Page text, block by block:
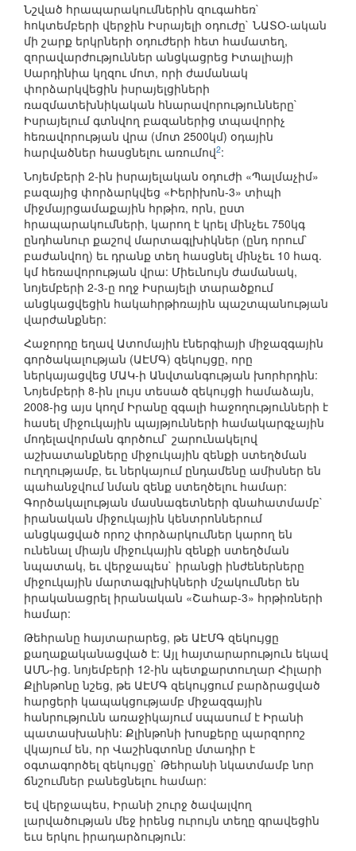
Նշված հրապարակումներին զուգահեռ`
հոկտեմբերի վերջին Իսրայելի օդուժը` ՆԱՏՕ-ական
մի շարք երկրների օդուժերի հետ համատեղ,
զորավարժություններ անցկացրեց Իտալիայի
Սարդինիա կղզու մոտ, որի ժամանակ
փորձարկվեցին իսրայելցիների
ռազմատեխնիկական հնարավորությունները`
Իսրայելում գտնվող բազաներից տպավորիչ
հեռավորության վրա (մոտ 2500կմ) օդային
հարվածներ հասցնելու առումով2:
Նոյեմբերի 2-ին իսրայելական օդուժի «Պալմաչիմ»
բազայից փորձարկվեց «Իերիխոն-3» տիպի
միջմայրցամաքային հրթիռ, որն, ըստ
հրապարակումների, կարող է կրել մինչեւ 750կգ
ընդհանուր քաշով մարտագլխիկներ (ընդ որում`
բաժանվող) եւ դրանք տեղ հասցնել մինչեւ 10 հազ.
կմ հեռավորության վրա: Միեւնույն ժամանակ,
նոյեմբերի 2-3-ը ողջ Իսրայելի տարածքում
անցկացվեցին հակահրթիռային պաշտպանության
վարժանքներ:
Հաջորդը եղավ Ատոմային էներգիայի միջազգային
գործակալության (ԱԷՄԳ) զեկույցը, որը
ներկայացվեց ՄԱԿ-ի Անվտանգության խորհրդին:
Նոյեմբերի 8-ին լույս տեսած զեկույցի համաձայն,
2008-ից այս կողմ Իրանը զգալի հաջողությունների է
հասել միջուկային պայթյունների համակարգչային
մոդելավորման գործում` շարունակելով
աշխատանքները միջուկային զենքի ստեղծման
ուղղությամբ, եւ ներկայում ընդամենը ամիսներ են
պահանջվում նման զենք ստեղծելու համար:
Գործակալության մասնագետների գնահատմամբ`
իրանական միջուկային կենտրոններում
անցկացված որոշ փորձարկումներ կարող են
ունենալ միայն միջուկային զենքի ստեղծման
նպատակ, եւ վերջապես` իրանցի ինժեներները
միջուկային մարտագլխիկների մշակումներ են
իրականացրել իրանական «Շահաբ-3» հրթիռների
համար:
Թեհրանը հայտարարեց, թե ԱԷՄԳ զեկույցը
քաղաքականացված է: Այլ հայտարարություն եկավ
ԱՄՆ-ից. նոյեմբերի 12-ին պետքարտուղար Հիլարի
Քլինթոնը նշեց, թե ԱԷՄԳ զեկույցում բարձրացված
հարցերի կապակցությամբ միջազգային
հանրությունն առաջիկայում սպասում է Իրանի
պատասխանին: Քլինթոնի խոսքերը պարզորոշ
վկայում են, որ Վաշինգտոնը մտադիր է
օգտագործել զեկույցը` Թեհրանի նկատմամբ նոր
ճնշումներ բանեցնելու համար:
Եվ վերջապես, Իրանի շուրջ ծավալվող
լարվածության մեջ իրենց ուրույն տեղը գրավեցին
եւս երկու իրադարձություն: